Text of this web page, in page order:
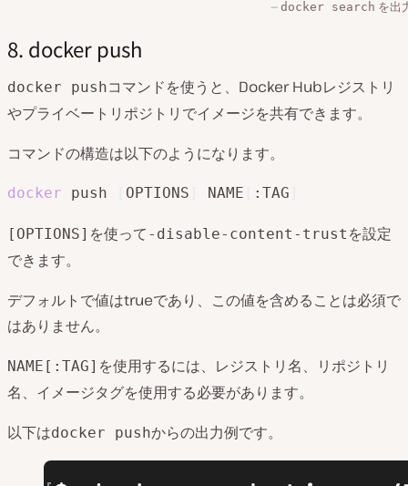
docker search を出
8. docker push
docker pushコマンドを使うと、Docker Hubレジストリ
やプライベートリポジトリでイメージを共有できます。
コマンドの構造は以下のようになります。
docker push OPTIONS NAME :TAG
[OPTIONS] を使って -disable-content-trust を設定
できます。
デフォルトで値はtrueであり、この値を含めることは必須で
はありません。
NAME[:TAG] を使用するには、レジストリ名、リポジトリ
名、イメージタグを使用する必要があります。
以下はdocker pushからの出力例です。